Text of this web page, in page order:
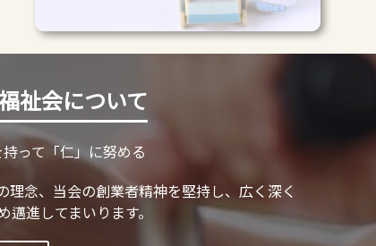
祉会について
って「仁」に努める
念、当会の創業者精神を堅持し、広く深く
進してまいります。